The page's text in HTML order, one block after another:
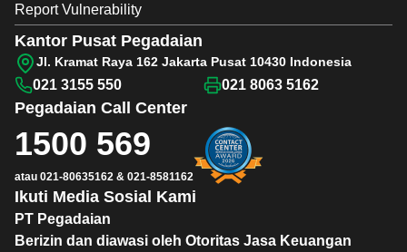
Report Vulnerability
PT Pegadaian
Berizin dan diawasi oleh Otoritas Jasa Keuangan
Ikuti Media Sosial Kami
Pegadaian Call Center
1500 569
atau 021-80635162 & 021-8581162
Kantor Pusat Pegadaian
Jl. Kramat Raya 162 Jakarta Pusat 10430 Indonesia
021 3155 550 021 8063 5162